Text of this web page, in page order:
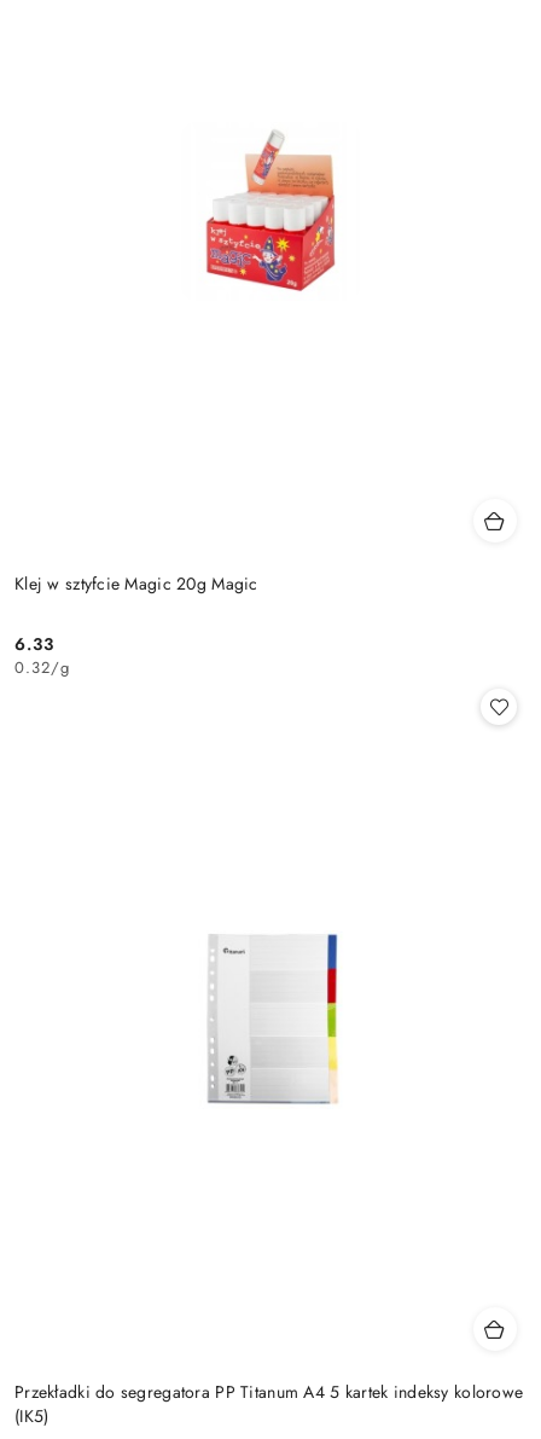
Klej w sztyfcie Magic 20g Magic
Cena:
6.33
0.32/g
Przekładki do segregatora PP Titanum A4 5 kartek indeksy kolorowe
(IK5)